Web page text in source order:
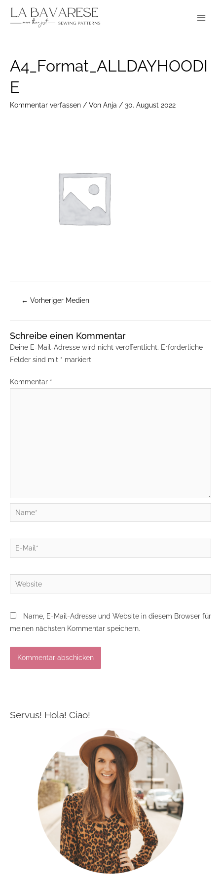
Inhalt
A4_Format_ALLDAYHOODI
E
Kommentar verfassen / Von Anja / 30. August 2022
navigation
← Vorheriger Medien
Schreibe einen Kommentar
Deine E-Mail-Adresse wird nicht veröffentlicht. Erforderliche
Felder sind mit * markiert
Kommentar *
Name*
E-
Mail*
Website
Name, E-Mail-Adresse und Website in diesem Browser für
meinen nächsten Kommentar speichern.
Servus! Hola! Ciao!